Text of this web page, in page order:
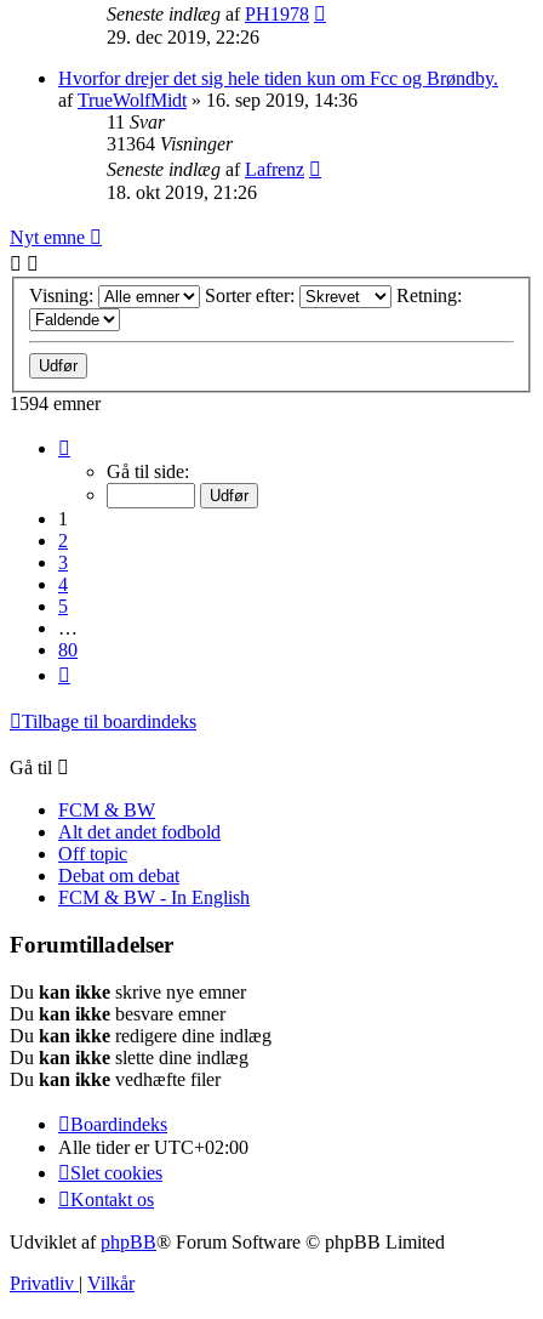
Seneste indlæg afPH1978
29. dec 2019, 22:26
Hvorfor drejer det sig hele tiden kun om Fcc og Brøndby.
afTrueWolfMidt » 16. sep 2019, 14:36
11 Svar
31364 Visninger
Seneste indlæg afLafrenz
18. okt 2019, 21:26
Nyt emne
Visning: Sorter efter: Retning:
1594 emner
Gå til side:
1
2
3
4
5
…
80
Tilbage til boardindeks
Gå til
FCM & BW
Alt det andet fodbold
Off topic
Debat om debat
FCM & BW - In English
Forumtilladelser
Du kan ikke skrive nye emner
Du kan ikke besvare emner
Du kan ikke redigere dine indlæg
Du kan ikke slette dine indlæg
Du kan ikke vedhæfte filer
Boardindeks
Alle tider erUTC+02:00
Slet cookies
Kontakt os
Udviklet afphpBB® Forum Software © phpBB Limited
Privatliv | Vilkår